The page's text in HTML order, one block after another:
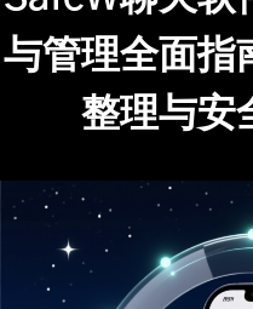
与管理全面
整理与安